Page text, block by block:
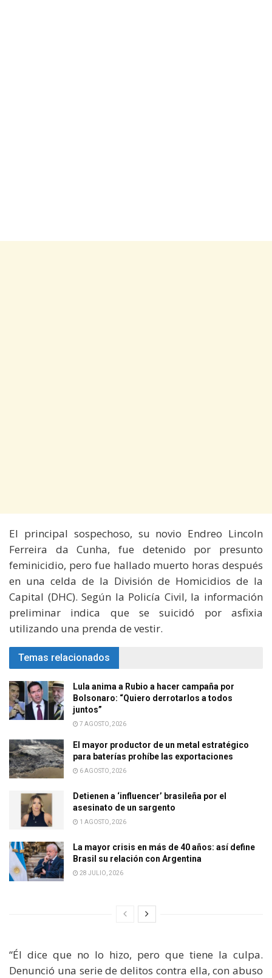
El principal sospechoso, su novio Endreo Lincoln
Ferreira da Cunha, fue detenido por presunto
feminicidio, pero fue hallado muerto horas después
en una celda de la División de Homicidios de la
Capital (DHC). Según la Policía Civil, la información
preliminar indica que se suicidó por asfixia
utilizando una prenda de vestir.
Temas relacionados
Lula anima a Rubio a hacer campaña por
Bolsonaro: “Quiero derrotarlos a todos
juntos”
7 AGOSTO, 2026
El mayor productor de un metal estratégico
para baterías prohíbe las exportaciones
6 AGOSTO, 2026
Detienen a ‘influencer’ brasileña por el
asesinato de un sargento
1 AGOSTO, 2026
La mayor crisis en más de 40 años: así define
Brasil su relación con Argentina
28 JULIO, 2026
“Él dice que no lo hizo, pero que tiene la culpa.
Denunció una serie de delitos contra ella, con abuso